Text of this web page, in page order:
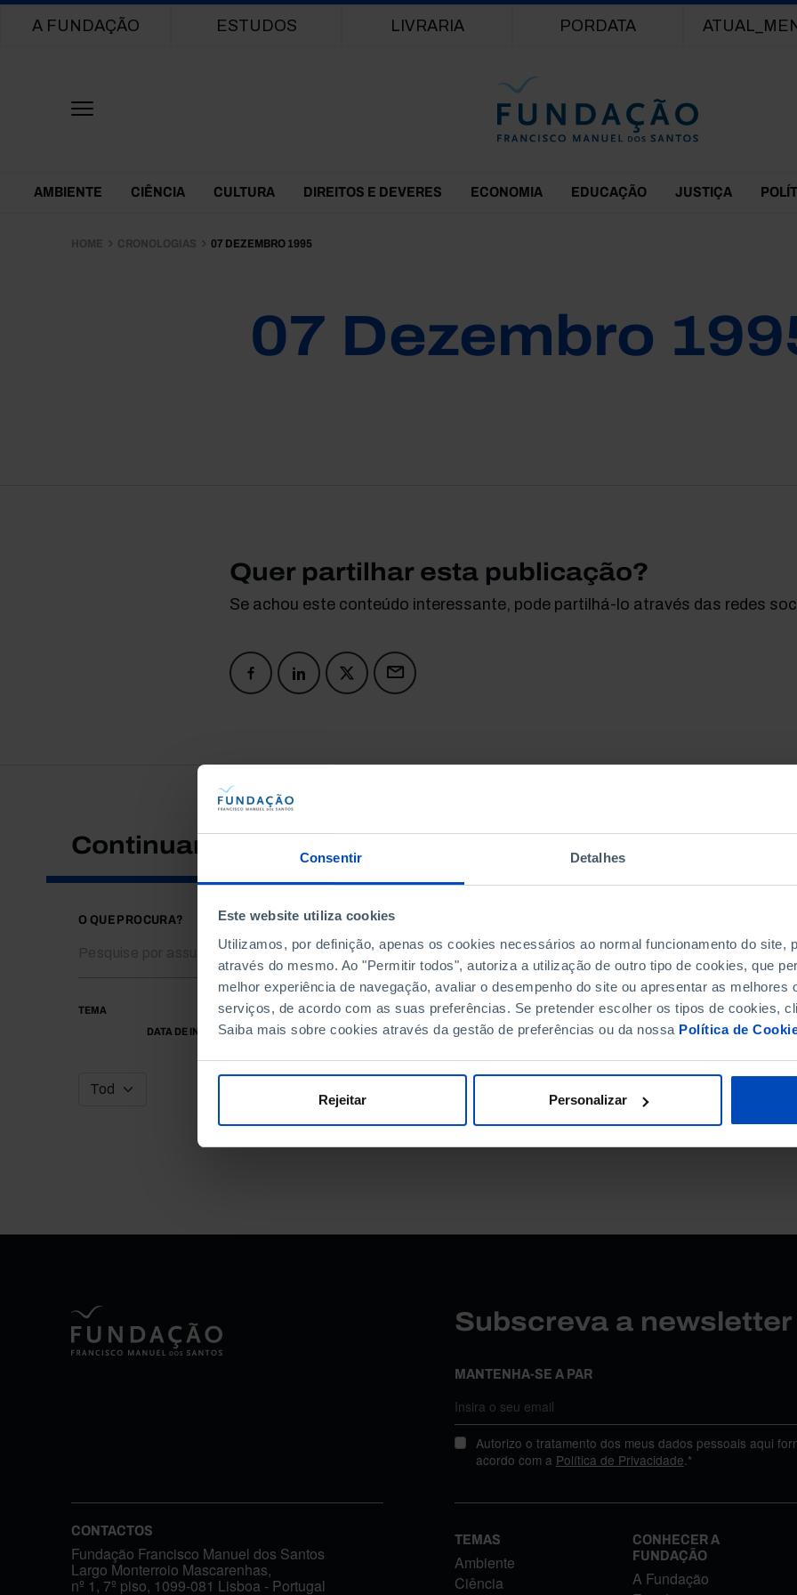
Consentir Detalhes
Este website utiliza cookies
Utilizamos, por definição, apenas os cookies necessários ao normal funcionamento do site,
através do mesmo. Ao "Permitir todos", autoriza a utilização de outro tipo de cookies, que
melhor experiência de navegação, avaliar o desempenho do site ou apresentar as melhores
serviços, de acordo com as suas preferências. Se pretender escolher os tipos de cookies,
Saiba mais sobre cookies através da gestão de preferências ou da nossa Política de
Rejeitar Personalizar
Main navigation
A FUNDAÇÃO ESTUDOS LIVRARIA PORDATA
Themes Menu
AMBIENTE CIÊNCIA CULTURA DIREITOS E DEVERES ECONOMIA EDUCAÇÃO JUSTIÇA
HOME CRONOLOGIAS 07 DEZEMBRO 1995
07 Dezembro
Quer partilhar esta publicação?
Se achou este conteúdo interessante, pode partilhá-lo através das redes
Continuar a pesquisar
O QUE PROCURA?
TEMA
DATA DE INÍCIO
DATA DE FIM
Subscreva a
MANTENHA-SE A PAR
Autorizo o tratamento dos meus dados pessoais aqui
acordo com a Política de Privacidade.*
CONTACTOS
Fundação Francisco Manuel dos Santos
Largo Monterroio Mascarenhas,
nº 1, 7º piso, 1099-081 Lisboa - Portugal
TEMAS
Ambiente
Ciência
CONHECER A
FUNDAÇÃO
A Fundação